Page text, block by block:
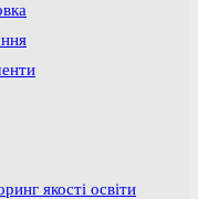
якості освіти